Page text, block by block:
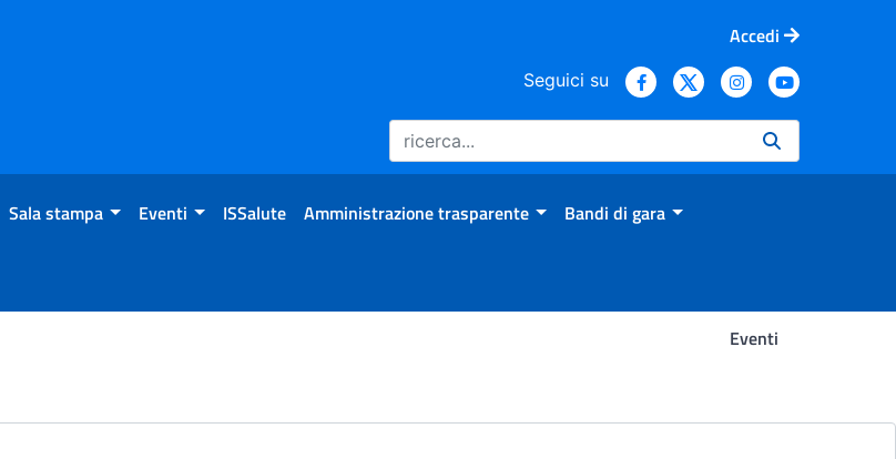
Accedi
Seguici su
Sala stampa Eventi ISSalute Amministrazione trasparente Bandi di gara
Eventi